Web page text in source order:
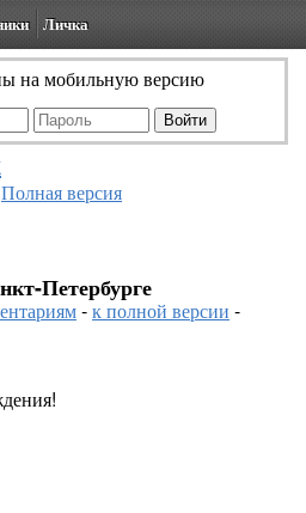
Личка
на мобильную версию
Полная версия
Петербурге
-к полной версии -